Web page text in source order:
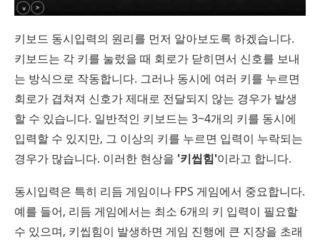
키보드 동시입력의 원리를 먼저 알아보도록 하겠습니다.
키보드는 각 키를 눌렀을 때 회로가 닫히면서 신호를 보내
는 방식으로 작동합니다. 그러나 동시에 여러 키를 누르면
회로가 겹쳐져 신호가 제대로 전달되지 않는 경우가 발생
할 수 있습니다. 일반적인 키보드는 3~4개의 키를 동시에
입력할 수 있지만, 그 이상의 키를 누르면 입력이 누락되는
경우가 많습니다. 이러한 현상을 '키씹힘'이라고 합니다.
동시입력은 특히 리듬 게임이나 FPS 게임에서 중요합니다.
예를 들어, 리듬 게임에서는 최소 6개의 키 입력이 필요할
수 있으며, 키씹힘이 발생하면 게임 진행에 큰 지장을 초래